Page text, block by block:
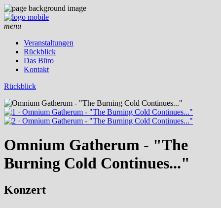
menu
Veranstaltungen
Rückblick
Das Büro
Kontakt
Rückblick
Omnium Gatherum - "The
Burning Cold Continues..."
Konzert